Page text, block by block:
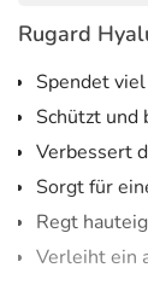
Rugard
Spendet
Schützt und
Verbessert
Sorgt für
Regt
Verleiht ein